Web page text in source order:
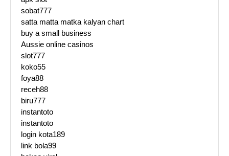
sobat777
satta matta matka kalyan chart
buy a small business
Aussie online casinos
slot777
koko55
foya88
receh88
biru777
instantoto
instantoto
login kota189
link bola99